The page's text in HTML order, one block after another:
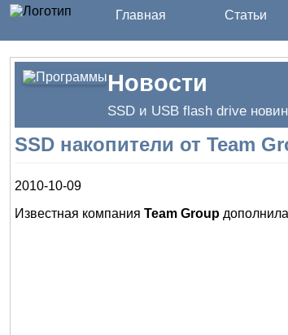
Главная Статьи
Новости
SSD и USB flash drive
SSD накопители от Team
2010-10-09
Известная компания Team Groupдополнила